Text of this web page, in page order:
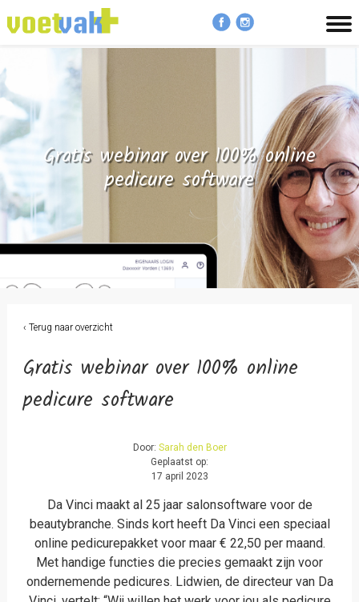
Gratis webinar over 100% online
pedicure software
‹ Terug naar overzicht
Gratis webinar over 100% online
pedicure software
Door: Sarah den Boer
Geplaatst op:
17 april 2023
Da Vinci maakt al 25 jaar salonsoftware voor de
beautybranche. Sinds kort heeft Da Vinci een speciaal
online pedicurepakket voor maar € 22,50 per maand.
Met handige functies die precies gemaakt zijn voor
ondernemende pedicures. Lidwien, de directeur van Da